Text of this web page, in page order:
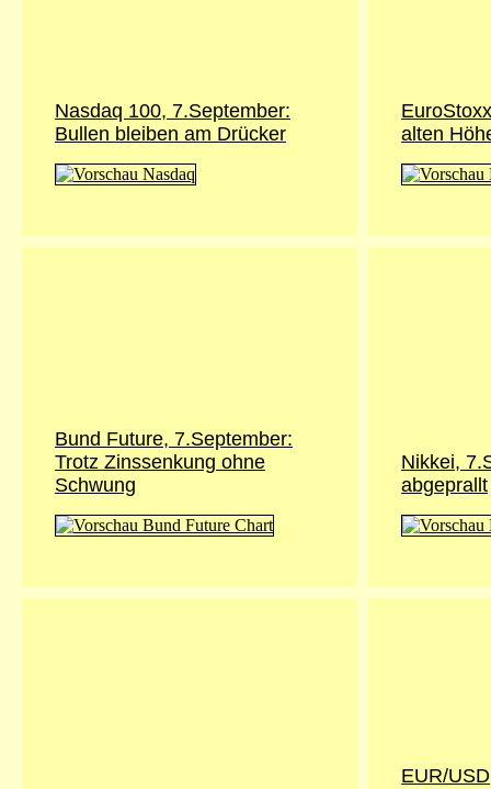
Nasdaq 100, 7.September:
Bullen bleiben am Drücker
alten
Bund Future, 7.September:
Trotz Zinssenkung ohne
Schwung
Nikkei,
abgeprallt
EUR/